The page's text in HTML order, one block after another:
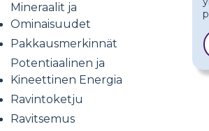
Mineraalit ja
Ominaisuudet
Pakkausmerkinnät
Potentiaalinen ja
Kineettinen Energia
Ravintoketju
Ravitsemus